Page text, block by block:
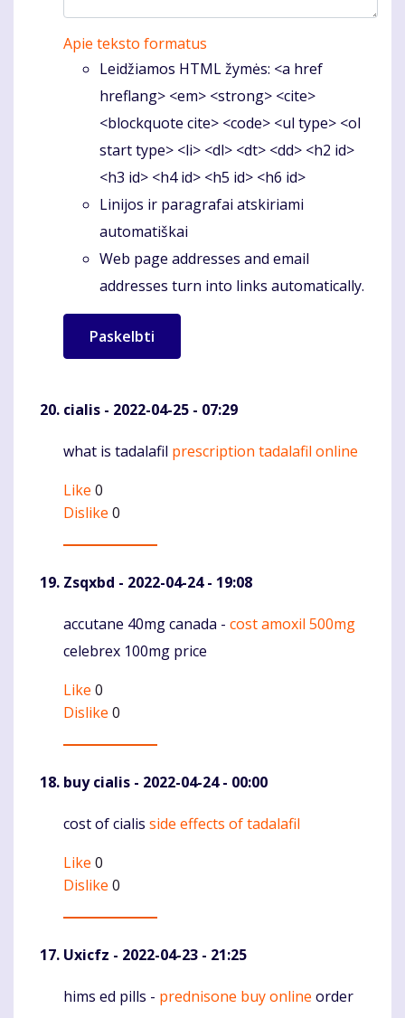
Apie teksto formatus
Leidžiamos HTML žymės: <a href
hreflang> <em> <strong> <cite>
<blockquote cite> <code> <ul type> <ol
start type> <li> <dl> <dt> <dd> <h2 id>
<h3 id> <h4 id> <h5 id> <h6 id>
Linijos ir paragrafai atskiriami
automatiškai
Web page addresses and email
addresses turn into links automatically.
cialis - 2022-04-25 - 07:29
Komentaras
what is tadalafil prescription tadalafil online
Like 0
Dislike 0
Zsqxbd - 2022-04-24 - 19:08
Komentaras
accutane 40mg canada - cost amoxil 500mg
celebrex 100mg price
Like 0
Dislike 0
buy cialis - 2022-04-24 - 00:00
Komentaras
cost of cialis side effects of tadalafil
Like 0
Dislike 0
Uxicfz - 2022-04-23 - 21:25
Komentaras
hims ed pills - prednisone buy online order